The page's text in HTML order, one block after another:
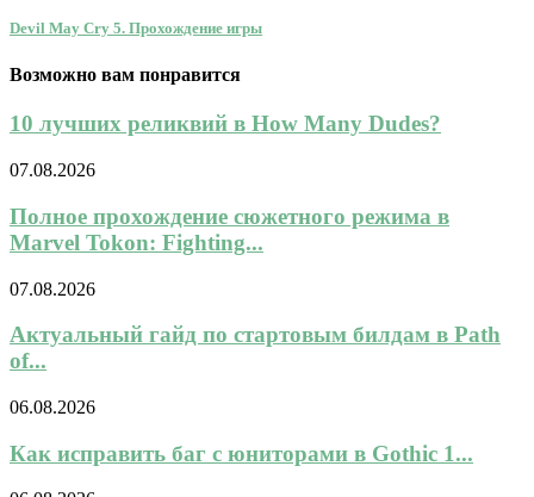
Devil May Cry 5. Прохождение игры
Возможно вам понравится
10 лучших реликвий в How Many Dudes?
07.08.2026
Полное прохождение сюжетного режима в
Marvel Tokon: Fighting...
07.08.2026
Актуальный гайд по стартовым билдам в Path
of...
06.08.2026
Как исправить баг с юниторами в Gothic 1...